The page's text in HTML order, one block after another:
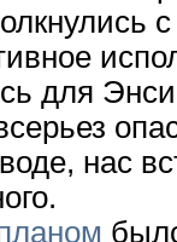
для
нас